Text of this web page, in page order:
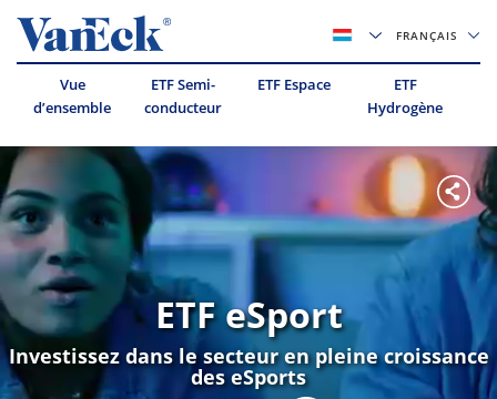
FRANÇAIS
Vue
d’ensemble
ETF Semi-
conducteur
ETF Espace
ETF
Hydrogène
ETF eSport
Investissez dans le secteur en pleine croissance
des eSports